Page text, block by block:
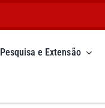
Pesquisa e Extensão